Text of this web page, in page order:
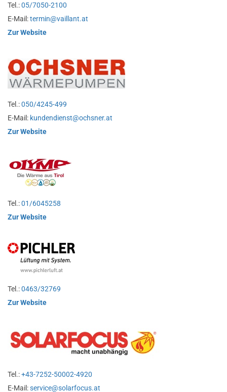
Tel.:05/7050-2100
E-Mail:termin@vaillant.at
Zur Website
Tel.:050/4245-499
E-Mail: kundendienst@ochsner.at
Zur Website
Tel.:01/6045258
Zur Website
Tel.:0463/32769
Zur Website
Tel.:+43-7252-50002-4920
E-Mail:service@solarfocus.at